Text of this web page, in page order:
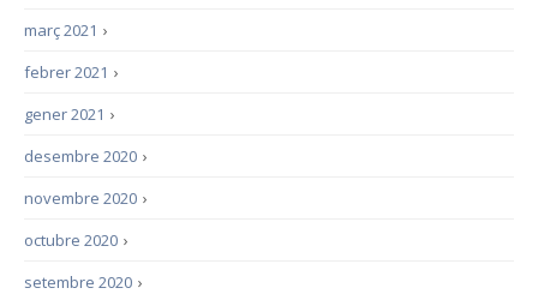
›
març 2021
›
febrer 2021
›
gener 2021
›
desembre 2020
›
novembre 2020
›
octubre 2020
›
setembre 2020